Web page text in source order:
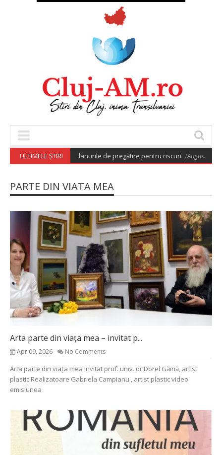
ULTIMELE ȘTIRI
care aprobă planurile de pregătire pentru riscuri (August 7, 2026 6:03
PARTE DIN VIATA MEA
Arta parte din viața mea – invitat p...
Apr 09, 2026 No Comments
Arta parte din viața mea Invitat prof. univ. dr.Dorel Găină, artist
plastic Realizatoare Gabriela Campianu , artist plastic video
emisiunea